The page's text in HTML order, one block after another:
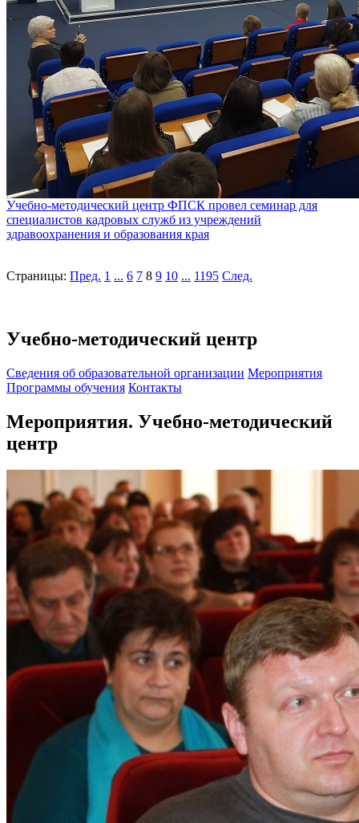
Учебно-методический центр ФПСК провел семинар для
специалистов кадровых служб из учреждений
здравоохранения и образования края
Страницы: Пред. 1 ... 6 7 8 9 10 ... 1195 След.
Учебно-методический центр
Cведения об образовательной организации Мероприятия
Программы обучения Контакты
Мероприятия. Учебно-методический
центр